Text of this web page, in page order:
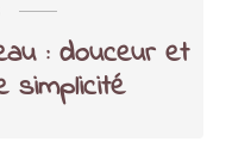
: douceur et
simplicité